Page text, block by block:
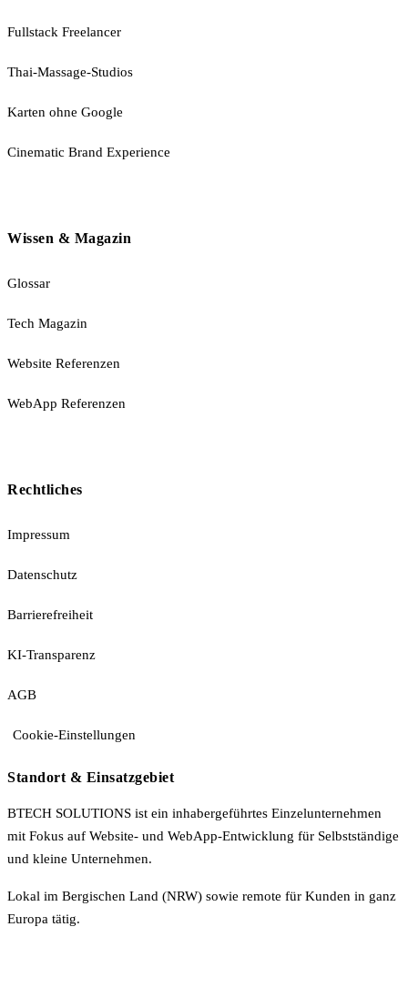
Fullstack Freelancer
Thai-Massage-Studios
Karten ohne Google
Cinematic Brand Experience
Wissen & Magazin
Glossar
Tech Magazin
Website Referenzen
WebApp Referenzen
Rechtliches
Impressum
Datenschutz
Barrierefreiheit
KI-Transparenz
AGB
Cookie-Einstellungen
Standort & Einsatzgebiet
BTECH SOLUTIONS ist ein inhabergeführtes Einzelunternehmen
mit Fokus auf Website- und WebApp-Entwicklung für Selbstständige
und kleine Unternehmen.
Lokal im Bergischen Land (NRW) sowie remote für Kunden in ganz
Europa tätig.